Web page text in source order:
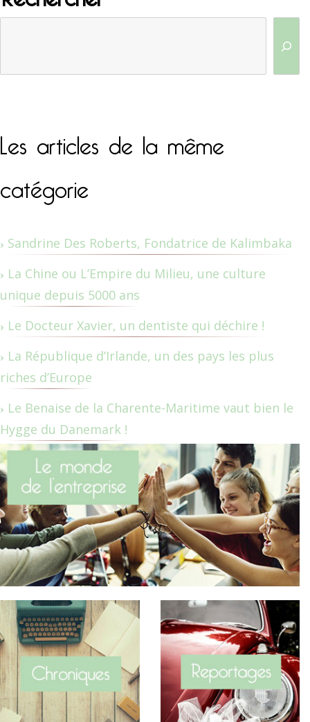
Les articles de la même
catégorie
Sandrine Des Roberts, Fondatrice de Kalimbaka
La Chine ou L’Empire du Milieu, une culture
unique depuis 5000 ans
Le Docteur Xavier, un dentiste qui déchire !
La République d’Irlande, un des pays les plus
riches d’Europe
Le Benaise de la Charente-Maritime vaut bien le
Hygge du Danemark !